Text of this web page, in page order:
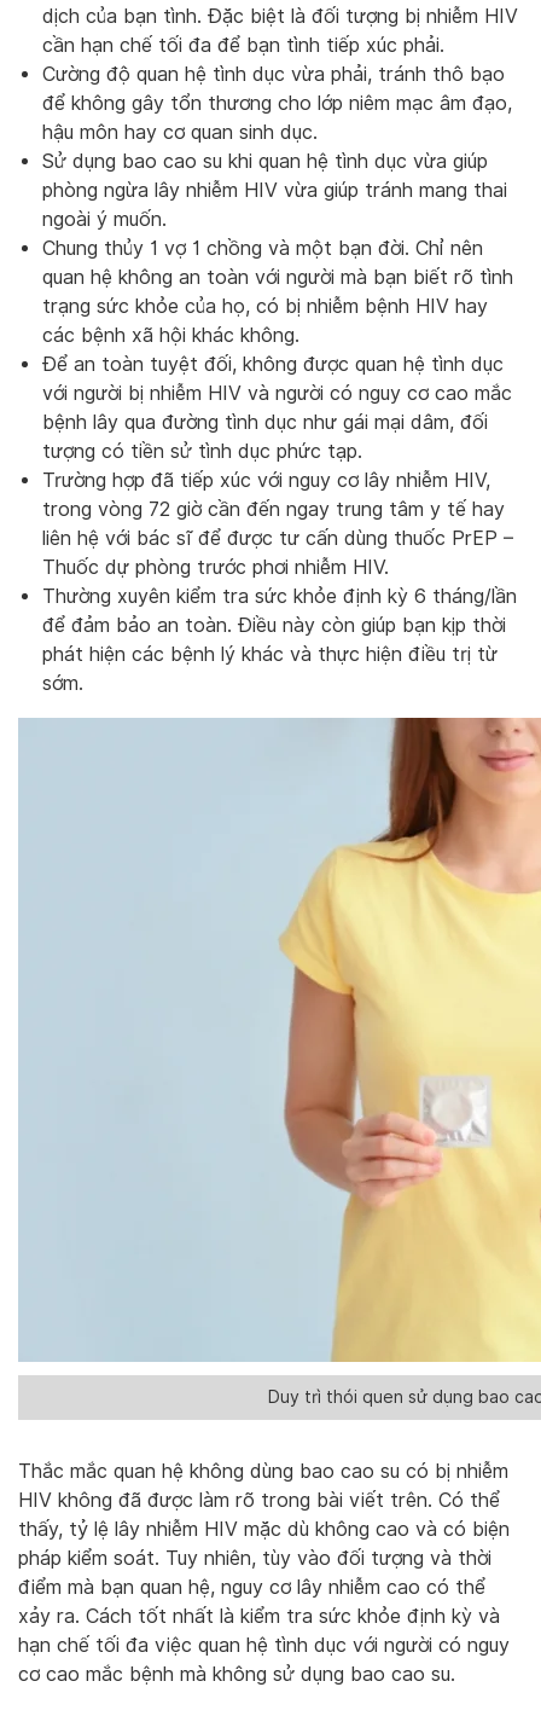
dịch của bạn tình. Đặc biệt là đối tượng bị nhiễm HIV
cần hạn chế tối đa để bạn tình tiếp xúc phải.
Cường độ quan hệ tình dục vừa phải, tránh thô bạo
để không gây tổn thương cho lớp niêm mạc âm đạo,
hậu môn hay cơ quan sinh dục.
Sử dụng bao cao su khi quan hệ tình dục vừa giúp
phòng ngừa lây nhiễm HIV vừa giúp tránh mang thai
ngoài ý muốn.
Chung thủy 1 vợ 1 chồng và một bạn đời. Chỉ nên
quan hệ không an toàn với người mà bạn biết rõ tình
trạng sức khỏe của họ, có bị nhiễm bệnh HIV hay
các bệnh xã hội khác không.
Để an toàn tuyệt đối, không được quan hệ tình dục
với người bị nhiễm HIV và người có nguy cơ cao mắc
bệnh lây qua đường tình dục như gái mại dâm, đối
tượng có tiền sử tình dục phức tạp.
Trường hợp đã tiếp xúc với nguy cơ lây nhiễm HIV,
trong vòng 72 giờ cần đến ngay trung tâm y tế hay
liên hệ với bác sĩ để được tư cấn dùng thuốc PrEP –
Thuốc dự phòng trước phơi nhiễm HIV.
Thường xuyên kiểm tra sức khỏe định kỳ 6 tháng/lần
để đảm bảo an toàn. Điều này còn giúp bạn kịp thời
phát hiện các bệnh lý khác và thực hiện điều trị từ
sớm.
Duy trì thói quen sử dụng bao
Thắc mắc quan hệ không dùng bao cao su có bị nhiễm
HIV không đã được làm rõ trong bài viết trên. Có thể
thấy, tỷ lệ lây nhiễm HIV mặc dù không cao và có biện
pháp kiểm soát. Tuy nhiên, tùy vào đối tượng và thời
điểm mà bạn quan hệ, nguy cơ lây nhiễm cao có thể
xảy ra. Cách tốt nhất là kiểm tra sức khỏe định kỳ và
hạn chế tối đa việc quan hệ tình dục với người có nguy
cơ cao mắc bệnh mà không sử dụng bao cao su.